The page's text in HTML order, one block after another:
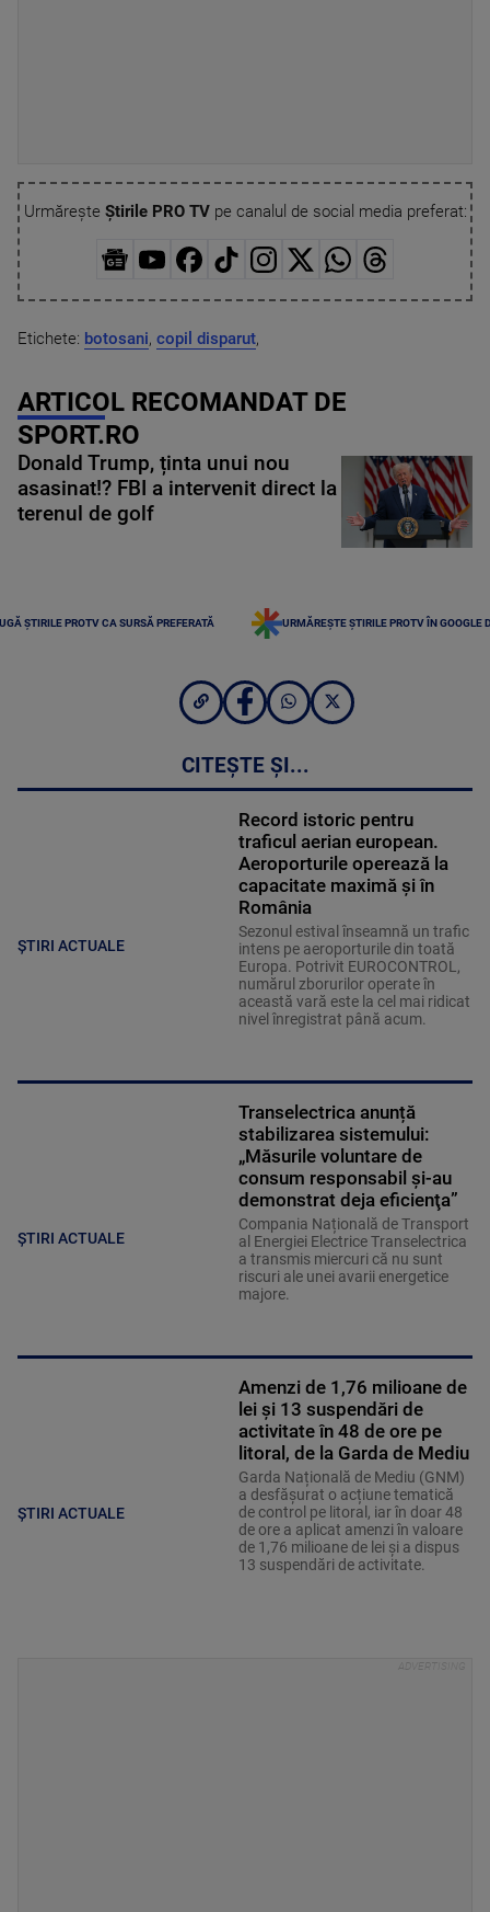
Urmărește Știrile PRO TVpe canalul de social media preferat:
Etichete: botosani, copil disparut,
ARTICOL RECOMANDAT DE
SPORT.RO
Donald Trump, ținta unui nou
asasinat!? FBI a intervenit direct la
terenul de golf
ȘTIRILE PROTV CA SURSĂ PREFERATĂ URMĂREȘTE ȘTIRILE PROTV ÎN GOOGLE
CITEȘTE ȘI...
ȘTIRI ACTUALE
Record istoric pentru
traficul aerian european.
Aeroporturile operează la
capacitate maximă și în
România
Sezonul estival înseamnă un trafic
intens pe aeroporturile din toată
Europa. Potrivit EUROCONTROL,
numărul zborurilor operate în
această vară este la cel mai ridicat
nivel înregistrat până acum.
ȘTIRI ACTUALE
Transelectrica anunță
stabilizarea sistemului:
„Măsurile voluntare de
consum responsabil şi-au
demonstrat deja eficienţa”
Compania Națională de Transport
al Energiei Electrice Transelectrica
a transmis miercuri că nu sunt
riscuri ale unei avarii energetice
majore.
ȘTIRI ACTUALE
Amenzi de 1,76 milioane de
lei și 13 suspendări de
activitate în 48 de ore pe
litoral, de la Garda de Mediu
Garda Națională de Mediu (GNM)
a desfășurat o acțiune tematică
de control pe litoral, iar în doar 48
de ore a aplicat amenzi în valoare
de 1,76 milioane de lei și a dispus
13 suspendări de activitate.